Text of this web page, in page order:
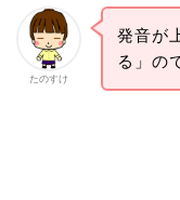
たのすけ
発音が
る」の